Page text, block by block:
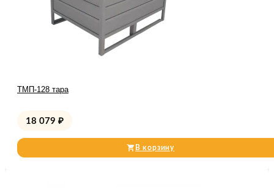
ТМП-128 тара
18 079 ₽
В корзину